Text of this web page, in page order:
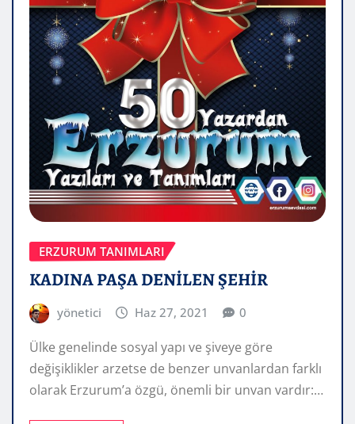
ERZURUM TANIMLARI
KADINA PAŞA DENİLEN ŞEHİR
yönetici Haz 27, 2021 0
Ülke genelinde sosyal yapı ve şiveye göre
değişiklikler arzetse de benzer unvanlardan farklı
olarak Erzurum’a özgü, önemli bir unvan vardır:…